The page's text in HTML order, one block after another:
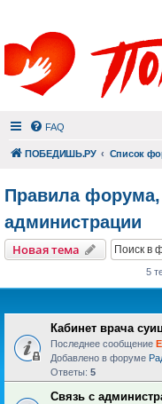
FAQ
ПОБЕДИШЬ.РУ Список
Правила
администрации
Новая тема
5
Кабинет врача
Последнее сообщение
Добавлено в форуме
Ответы: 5
Связь с